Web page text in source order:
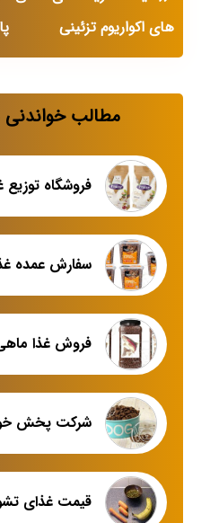
های اکواریوم تزئینی
مطالب خواندنی
سفارش عمده
فروش غذا ماهی
شرکت پخش